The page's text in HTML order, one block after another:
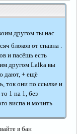
другом ты нас
блоков от спавна .
и пасёшь есть
другом Lalka вы
дают, + ещё
ток они по ссылке и
1 на 1, без
виспа и мочить
в бан